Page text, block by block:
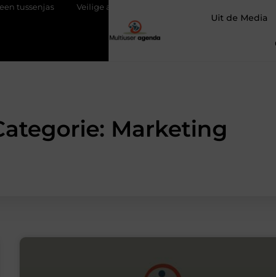
Veilige aarding in oudere woningen door een elektricien in
Uit de Media
Marketing